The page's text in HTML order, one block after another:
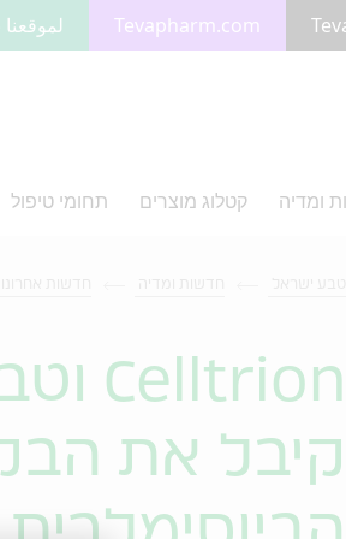
Tevapharm.com لموقعنا
קיבל את